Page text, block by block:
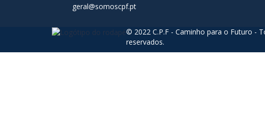
geral@somoscpf.pt
© 2022 C.P.F - Caminho para o Futuro -
reservados.